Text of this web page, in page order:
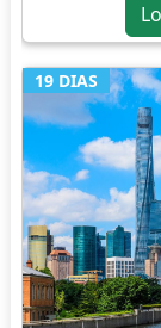
19 DIAS